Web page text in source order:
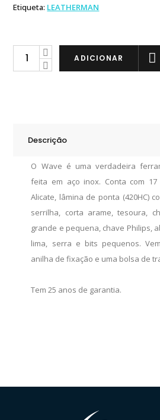
Etiqueta: LEATHERMAN
Leatherman
ADICIONAR
Descrição
O Wave é uma verdadeira
feita em aço inox. Conta com 17
Alicate, lâmina de ponta (420HC)
serrilha, corta arame, tesoura,
grande e pequena, chave Philips,
lima, serra e bits pequenos.
anilha de fixação e uma bolsa de
Tem 25 anos de garantia.